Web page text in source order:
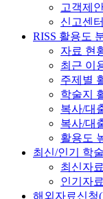
고객제
신고센터
RISS 활용도
자료 현
최근 이
주제별
학술지
복사/대
복사/대
활용도
최신/인기 학
최신자료
인기자료
해외자료신청